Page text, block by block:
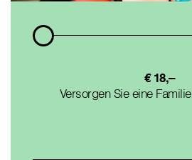
€ 18,–
Versorgen Sie eine